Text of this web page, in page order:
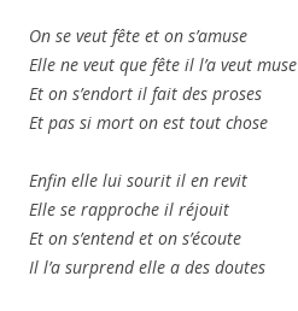
On se veut fête et on s’amuse
Elle ne veut que fête il l’a veut muse
Et on s’endort il fait des proses
Et pas si mort on est tout chose
Enfin elle lui sourit il en revit
Elle se rapproche il réjouit
Et on s’entend et on s’écoute
Il l’a surprend elle a des doutes